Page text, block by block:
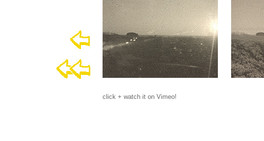
click + watch it on Vimeo!